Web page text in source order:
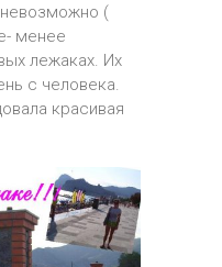
(
менее
лежаках. Их
с человека.
красивая